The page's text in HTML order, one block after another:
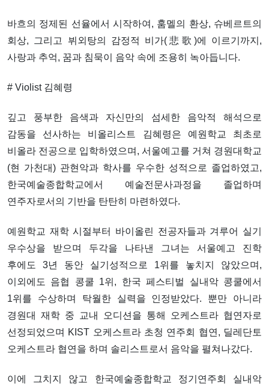
바흐의 정제된 선율에서 시작하여, 훔멜의 환상, 슈베르트의
회상, 그리고 뷔외탕의 감정적 비가(悲歌)에 이르기까지,
사랑과 추억, 꿈과 침묵이 음악 속에 조용히 녹아듭니다.
# Violist 김혜령
깊고 풍부한 음색과 자신만의 섬세한 음악적 해석으로
감동을 선사하는 비올리스트 김혜령은 예원학교 최초로
비올라 전공으로 입학하였으며, 서울예고를 거쳐 경원대학교
(현 가천대) 관현악과 학사를 우수한 성적으로 졸업하였고,
한국예술종합학교에서 예술전문사과정을 졸업하며
연주자로서의 기반을 탄탄히 마련하였다.
예원학교 재학 시절부터 바이올린 전공자들과 겨루어 실기
우수상을 받으며 두각을 나타낸 그녀는 서울예고 진학
후에도 3년 동안 실기성적으로 1위를 놓치지 않았으며,
이외에도 음협 콩쿨 1위, 한국 페스티벌 실내악 콩쿨에서
1위를 수상하며 탁월한 실력을 인정받았다. 뿐만 아니라
경원대 재학 중 교내 오디션을 통해 오케스트라 협연자로
선정되었으며 KIST 오케스트라 초청 연주회 협연, 딜레단토
오케스트라 협연을 하며 솔리스트로서 음악을 펼쳐나갔다.
이에 그치지 않고 한국예술종합학교 정기연주회 실내악